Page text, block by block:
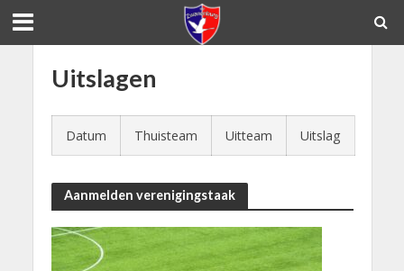
Uitslagen
Datum Thuisteam Uitteam Uitslag
Aanmelden verenigingstaak